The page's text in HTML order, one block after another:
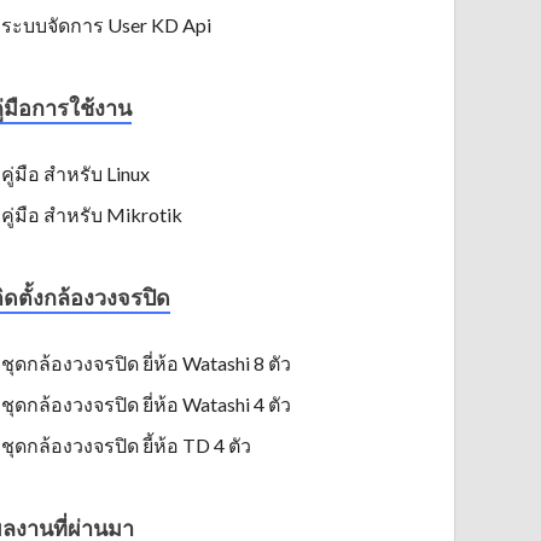
ระบบจัดการ User KD Api
อการใช้งาน
คู่มือ สำหรับ Linux
คู่มือ สำหรับ Mikrotik
ตั้งกล้องวงจรปิด
ชุดกล้องวงจรปิด ยี่ห้อ Watashi 8 ตัว
ชุดกล้องวงจรปิด ยี่ห้อ Watashi 4 ตัว
ชุดกล้องวงจรปิด ยี้ห้อ TD 4 ตัว
งานที่ผ่านมา